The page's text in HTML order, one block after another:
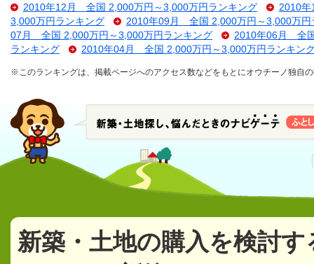
2010年12月 全国 2,000万円～3,000万円ランキング
2010
3,000万円ランキング
2010年09月 全国 2,000万円～3,000万円
07月 全国 2,000万円～3,000万円ランキング
2010年06月 全
ランキング
2010年04月 全国 2,000万円～3,000万円ランキン
※このランキングは、掲載ページへのアクセス数などをもとにオウチーノ独自
新築・土地の購入を検討